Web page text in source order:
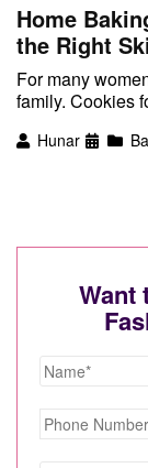
Home
the Right
For many
family. Cookies
Hunar
Want